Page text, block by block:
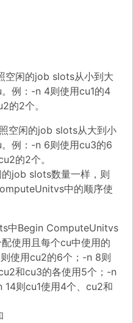
闲的job slots从小到大
例：-n 4则使用cu1的4
的2个。
空闲的job slots从大到小
例：-n 6则使用cu3的6
的2个。
的job slots数量一样，则
中的顺序使
中Begin ComputeUnitvs
使用且每个cu中使用的
使用cu2的6个；-n 8则
和cu3的各使用5个；-n
则cu1使用4个、cu2和